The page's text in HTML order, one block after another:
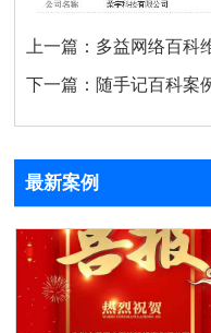
上一篇： 多益网络百科
下一篇： 随手记百科案
最新案例